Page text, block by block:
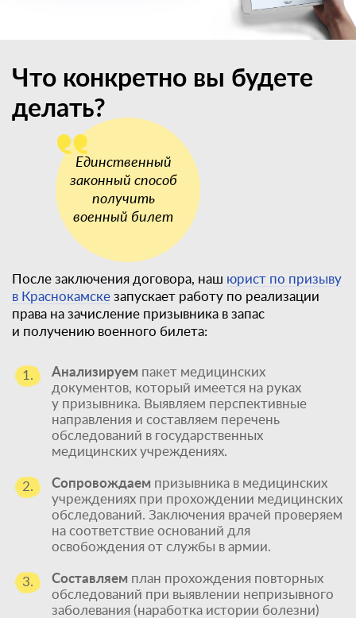
Что конкретно вы будете
делать?
После заключения договора, наш юрист по призыву
в Краснокамске запускает работу по реализации
права на зачисление призывника в запас
и получению военного билета:
1. Анализируем пакет медицинских
документов, который имеется на руках
у призывника. Выявляем перспективные
направления и составляем перечень
обследований в государственных
медицинских учреждениях.
2. Сопровождаем призывника в медицинских
учреждениях при прохождении медицинских
обследований. Заключения врачей проверяем
на соответствие оснований для
освобождения от службы в армии.
3. Составляем план прохождения повторных
обследований при выявлении непризывного
заболевания (наработка истории болезни)